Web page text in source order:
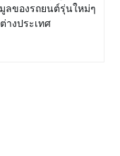
ลของรถยนต์รุ่นใหม่ๆ
างประเทศ